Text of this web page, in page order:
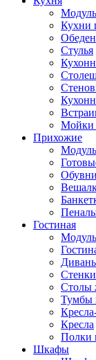
Кухни
Стулья
Мойки
Прихожие
Гостиная
Столы
Тумбы
Кресла
Полки
Шкафы